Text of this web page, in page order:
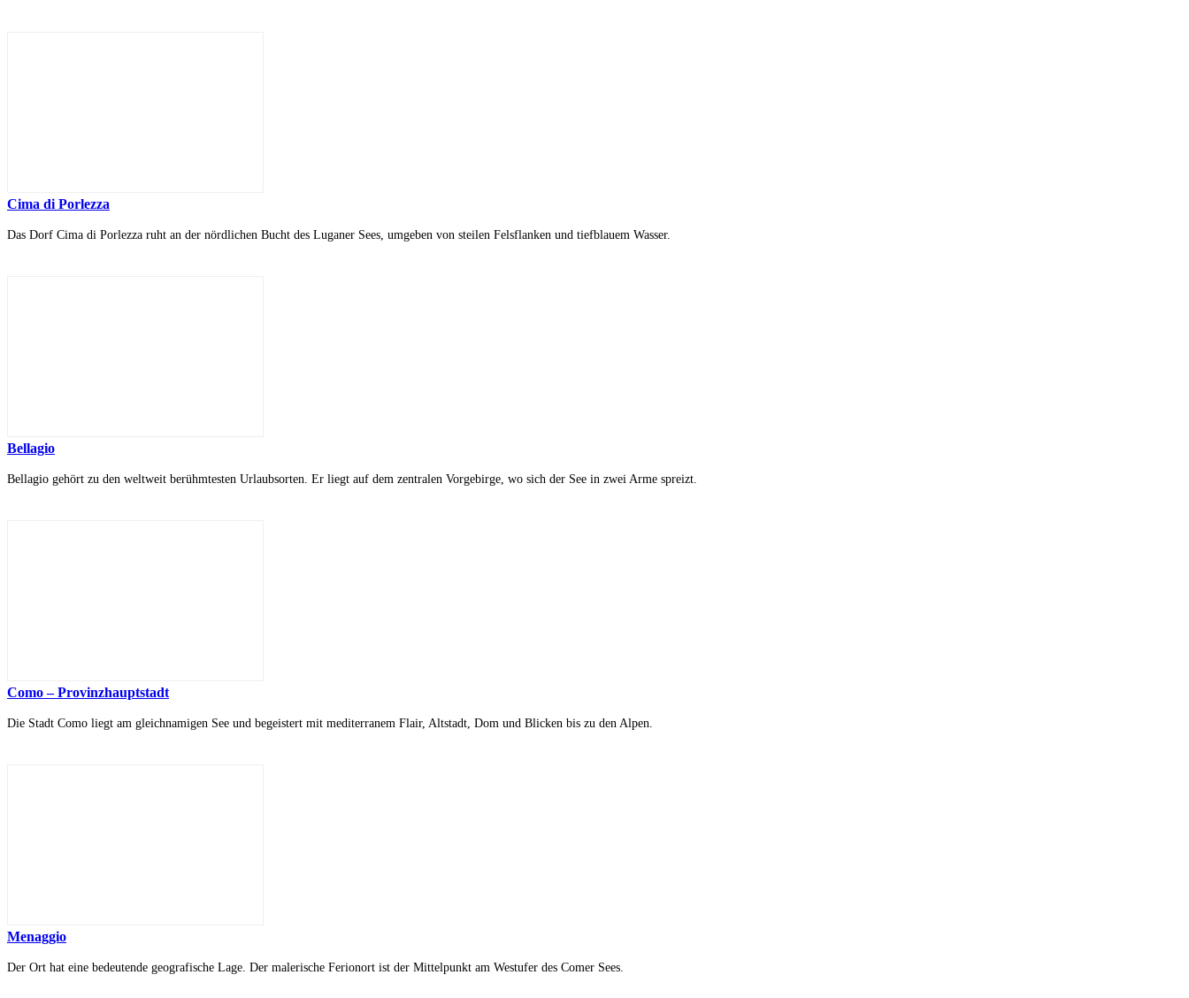
Cima di Porlezza
Das Dorf Cima di Porlezza ruht an der nördlichen Bucht des Luganer Sees, umgeben von steilen Felsflanken und tiefblauem Wasser.
Bellagio
Bellagio gehört zu den weltweit berühmtesten Urlaubsorten. Er liegt auf dem zentralen Vorgebirge, wo sich der See in zwei Arme spreizt.
Como – Provinzhauptstadt
Die Stadt Como liegt am gleichnamigen See und begeistert mit mediterranem Flair, Altstadt, Dom und Blicken bis zu den Alpen.
Menaggio
Der Ort hat eine bedeutende geografische Lage. Der malerische Ferionort ist der Mittelpunkt am Westufer des Comer Sees.